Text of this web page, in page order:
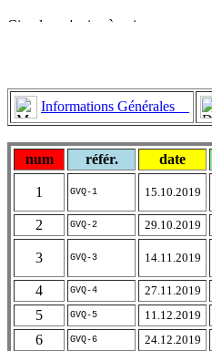
Informations Générales
num référ. date
1 GVQ-1 15.10.2019
2 GVQ-2 29.10.2019
3 GVQ-3 14.11.2019
4 GVQ-4 27.11.2019
5
GVQ-5 11.12.2019
6
GVQ-6 24.12.2019